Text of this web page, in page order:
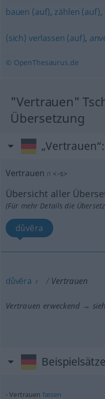
bauen (auf), zählen (auf),
(sich) verlassen (auf),
© OpenThesaurus.de
"Vertrauen"
Übersetzung
„Vertrauen“
Vertrauen n <-s>
Übersicht aller
(Für mehr Details die
důvĕra
důvĕra F Vertrauen
Vertrauen erweckend →
Vertrauen fassen